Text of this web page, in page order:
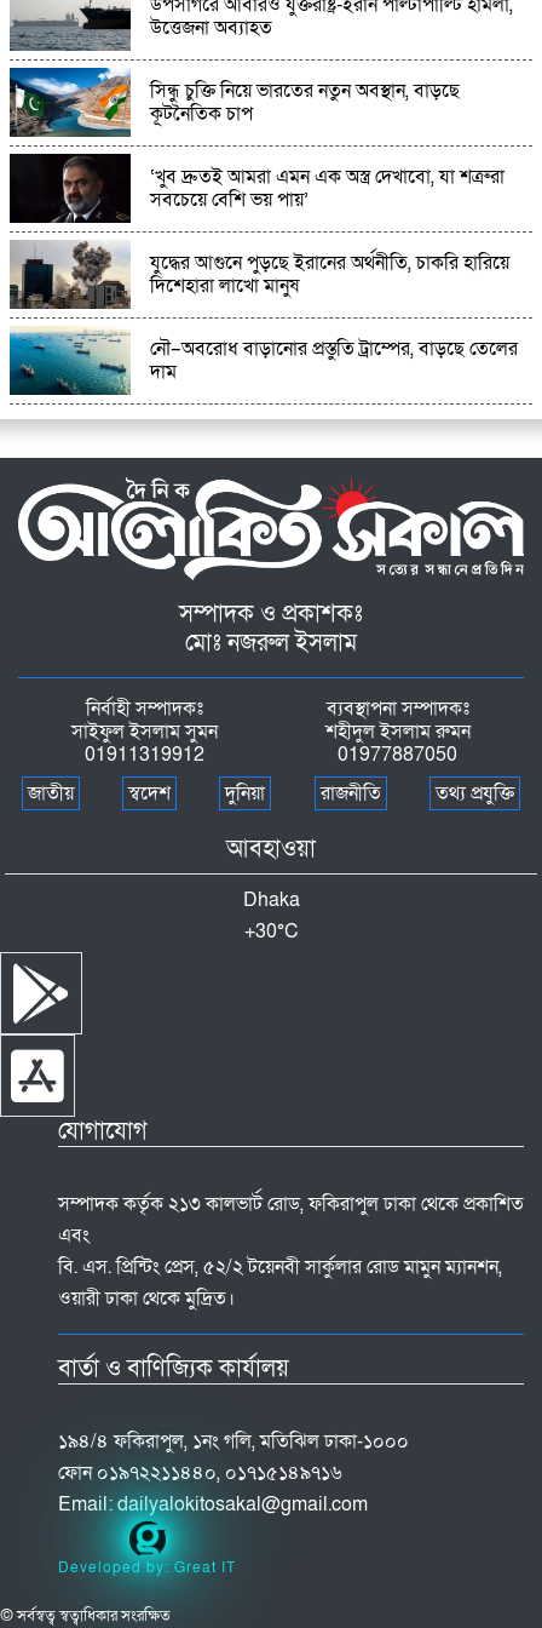
অষ্টগ্রামে পুলিশের অভিযানে ৪ কেজি গাঁজা সহ ২ জন
মাদক কারবারি আটক
উত্তেজনা অব্যাহত
সিন্ধু চুক্তি নিয়ে ভারতের নতুন অবস্থান, বাড়ছে
কূটনৈতিক চাপ
‘খুব দ্রুতই আমরা এমন এক অস্ত্র দেখাবো, যা শত্রুরা
সবচেয়ে বেশি ভয় পায়’
যুদ্ধের আগুনে পুড়ছে ইরানের অর্থনীতি, চাকরি হারিয়ে
দিশেহারা লাখো মানুষ
নৌ–অবরোধ বাড়ানোর প্রস্তুতি ট্রাম্পের, বাড়ছে তেলের
দাম
সম্পাদক ও প্রকাশকঃ
মোঃ নজরুল ইসলাম
নির্বাহী সম্পাদকঃ
সাইফুল ইসলাম সুমন
01911319912
ব্যবস্থাপনা সম্পাদকঃ
শহীদুল ইসলাম রুমন
01977887050
জাতীয়
স্বদেশ দুনিয়া রাজনীতি তথ্য প্রযুক্তি
আবহাওয়া
Dhaka
+30°C
যোগাযোগ
সম্পাদক কর্তৃক ২১৩ কালভার্ট রোড, ফকিরাপুল ঢাকা থেকে প্রকাশিত
এবং
বি. এস. প্রিন্টিং প্রেস, ৫২/২ টয়েনবী সার্কুলার রোড মামুন ম্যানশন,
ওয়ারী ঢাকা থেকে মুদ্রিত।
বার্তা ও বাণিজ্যিক কার্যালয়
১৯৪/৪ ফকিরাপুল, ১নং গলি, মতিঝিল ঢাকা-১০০০
ফোন ০১৯৭২২১১৪৪০, ০১৭১৫১৪৯৭১৬
Email:dailyalokitosakal@gmail.com
Developed by: Great IT
© সর্বস্বত্ব স্বত্বাধিকার সংরক্ষিত